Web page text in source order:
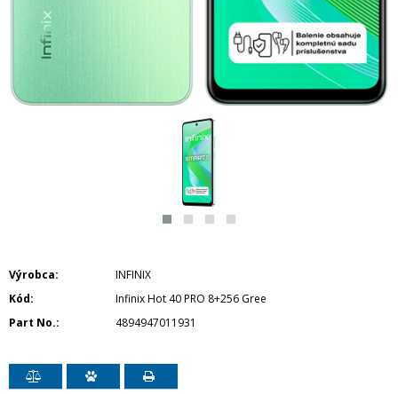
Výrobca
INFINIX
Kód
Infinix Hot 40 PRO 8+256 Gree
Part No.
4894947011931